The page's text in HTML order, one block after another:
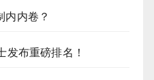
内内卷？
发布重磅排名！